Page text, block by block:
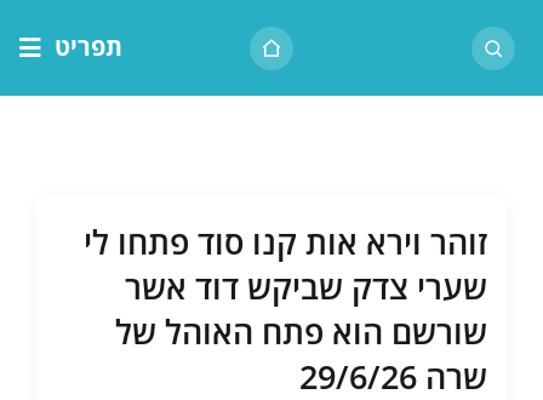
לתוכן
תפריט
שיעור יומי
זוהר וירא אות קנו סוד פתחו לי
שערי צדק שביקש דוד אשר
שורשם הוא פתח האוהל של
שרה 29/6/26